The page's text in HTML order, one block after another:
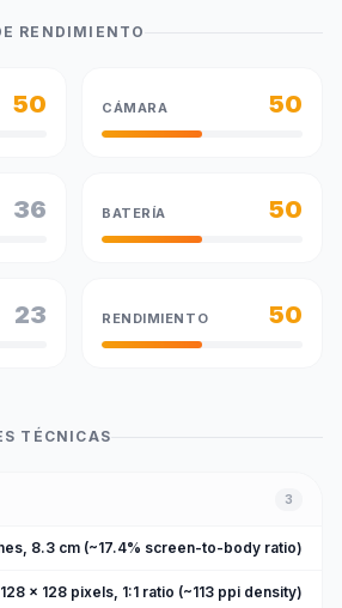
RENDIMIENTO
50 CÁMARA 50
36 BATERÍA 50
23 RENDIMIENTO 50
TÉCNICAS
3
8.3 cm (~17.4% screen-to-body ratio)
128 x 128 pixels, 1:1 ratio (~113 ppi density)